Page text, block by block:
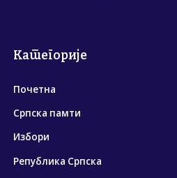
Категорије
Почетна
Српска памти
Избори
Република Српска